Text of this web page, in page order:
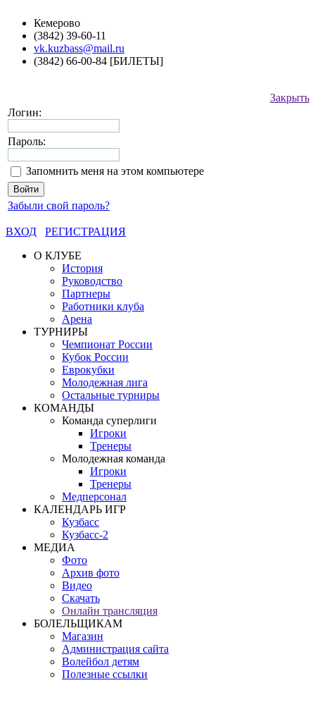
Кемерово
(3842) 39-60-11
vk.kuzbass@mail.ru
(3842) 66-00-84 [БИЛЕТЫ]
Закрыть
Логин:
Пароль:
Запомнить меня на этом компьютере
Забыли свой пароль?
ВХОД
РЕГИСТРАЦИЯ
О КЛУБЕ
История
Руководство
Партнеры
Работники клуба
Арена
ТУРНИРЫ
Чемпионат России
Кубок России
Еврокубки
Молодежная лига
Остальные турниры
КОМАНДЫ
Команда суперлиги
Игроки
Тренеры
Молодежная команда
Игроки
Тренеры
Медперсонал
КАЛЕНДАРЬ ИГР
Кузбасс
Кузбасс-2
МЕДИА
Фото
Архив фото
Видео
Скачать
Онлайн трансляция
БОЛЕЛЬЩИКАМ
Магазин
Администрация сайта
Волейбол детям
Полезные ссылки